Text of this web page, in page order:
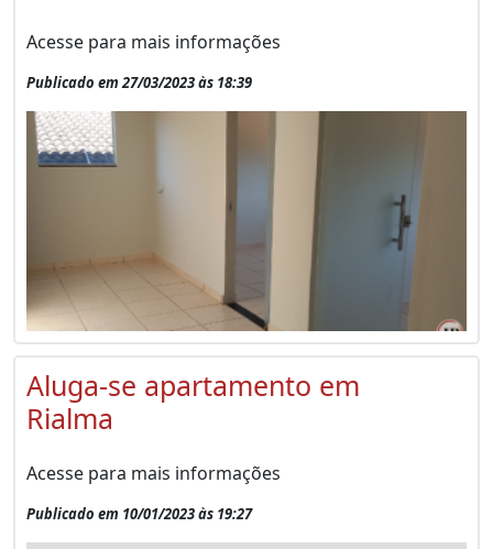
Acesse para mais informações
Publicado em 27/03/2023 às 18:39
Aluga-se apartamento em
Rialma
Acesse para mais informações
Publicado em 10/01/2023 às 19:27